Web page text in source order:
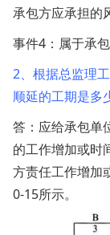
承包方应承担的
事件4：属于承包
2、根据总监理
顺延的工期是多
答：应给承包单
的工作增加或时
方责任工作增加
0-15所示。